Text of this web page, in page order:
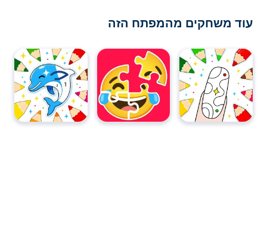
עוד משחקים מהמפתח הזה